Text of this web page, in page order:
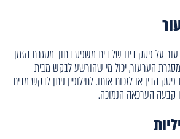
על פסק דינו של בית משפט בתוך מסגרת הזמן
(45 יום). במסגרת הערעור, יכול מי שהורשע לבקש מבית
הדין או לזכות אותו. לחילופין ניתן לבקש מבית
הערכאה הנמוכה.